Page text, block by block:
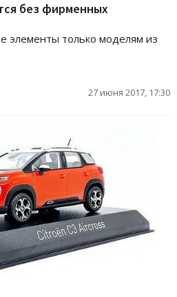
без фирменных
элементы только моделям из
27 июня 2017, 17:30